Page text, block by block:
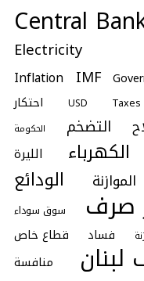
Central
Electricity
IMF
Inflation
Taxes
USD احتكار
التضخم
الحكومة
الكهرباء الليرة
الموازنة الودائع
صرف سوق سوداء
فساد قطاع خاص
منافسة